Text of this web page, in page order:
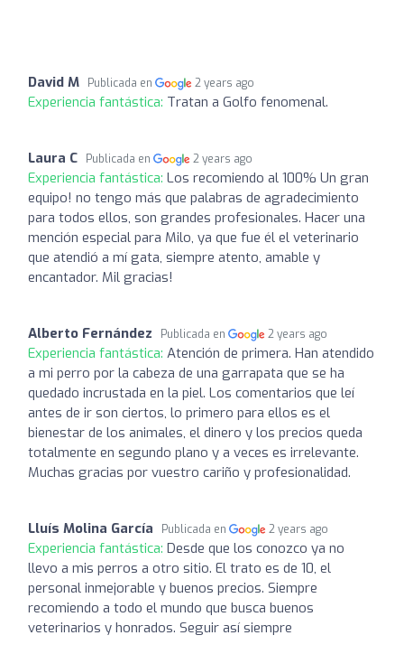
David M Publicada en 2 years ago
Experiencia fantástica: Tratan a Golfo fenomenal.
Laura C Publicada en 2 years ago
Experiencia fantástica: Los recomiendo al 100% Un gran
equipo! no tengo más que palabras de agradecimiento
para todos ellos, son grandes profesionales. Hacer una
mención especial para Milo, ya que fue él el veterinario
que atendió a mí gata, siempre atento, amable y
encantador. Mil gracias!
Alberto Fernández Publicada en 2 years ago
Experiencia fantástica: Atención de primera. Han atendido
a mi perro por la cabeza de una garrapata que se ha
quedado incrustada en la piel. Los comentarios que leí
antes de ir son ciertos, lo primero para ellos es el
bienestar de los animales, el dinero y los precios queda
totalmente en segundo plano y a veces es irrelevante.
Muchas gracias por vuestro cariño y profesionalidad.
Lluís Molina García Publicada en 2 years ago
Experiencia fantástica: Desde que los conozco ya no
llevo a mis perros a otro sitio. El trato es de 10, el
personal inmejorable y buenos precios. Siempre
recomiendo a todo el mundo que busca buenos
veterinarios y honrados. Seguir así siempre